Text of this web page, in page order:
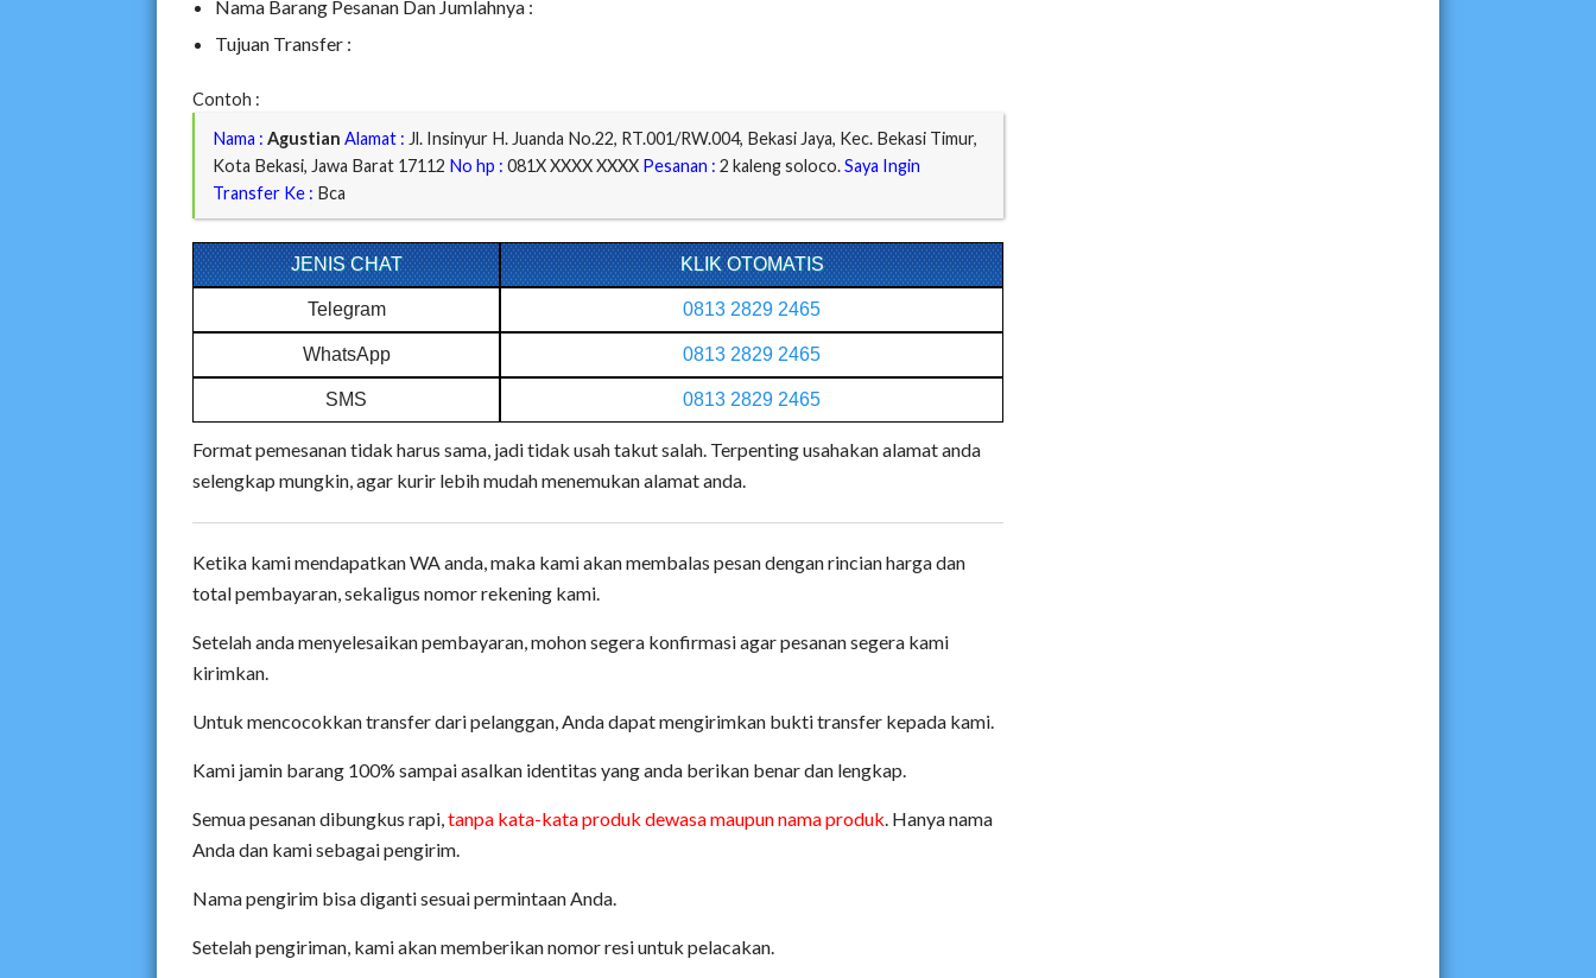
Nama Barang Pesanan Dan Jumlahnya :
Tujuan Transfer :
Contoh :
Nama : Agustian Alamat : Jl. Insinyur H. Juanda No.22, RT.001/RW.004, Bekasi Jaya, Kec. Bekasi Timur,
Kota Bekasi, Jawa Barat 17112 No hp : 081X XXXX XXXX Pesanan : 2 kaleng soloco.Saya Ingin
Transfer Ke : Bca
JENIS CHAT KLIK OTOMATIS
Telegram 0813 2829 2465
WhatsApp 0813 2829 2465
SMS 0813 2829 2465
Format pemesanan tidak harus sama, jadi tidak usah takut salah. Terpenting usahakan alamat anda
selengkap mungkin, agar kurir lebih mudah menemukan alamat anda.
Ketika kami mendapatkan WA anda, maka kami akan membalas pesan dengan rincian harga dan
total pembayaran, sekaligus nomor rekening kami.
Setelah anda menyelesaikan pembayaran, mohon segera konfirmasi agar pesanan segera kami
kirimkan.
Untuk mencocokkan transfer dari pelanggan, Anda dapat mengirimkan bukti transfer kepada kami.
Kami jamin barang 100% sampai asalkan identitas yang anda berikan benar dan lengkap.
Semua pesanan dibungkus rapi,tanpa kata-kata produk dewasa maupun nama produk. Hanya nama
Anda dan kami sebagai pengirim.
Nama pengirim bisa diganti sesuai permintaan Anda.
Setelah pengiriman, kami akan memberikan nomor resi untuk pelacakan.